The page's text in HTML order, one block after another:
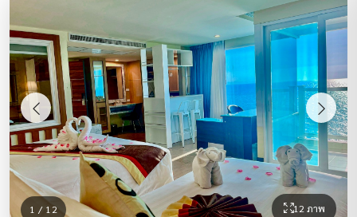
1 / 12 12 ภาพ